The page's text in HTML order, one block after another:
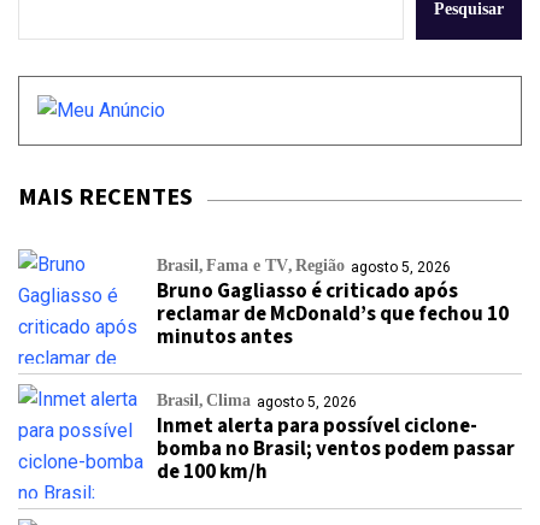
Pesquisar
MAIS RECENTES
Brasil Fama e TV Região agosto 5, 2026
Bruno Gagliasso é criticado após
reclamar de McDonald’s que fechou 10
minutos antes
Brasil Clima agosto 5, 2026
Inmet alerta para possível ciclone-
bomba no Brasil; ventos podem passar
de 100 km/h